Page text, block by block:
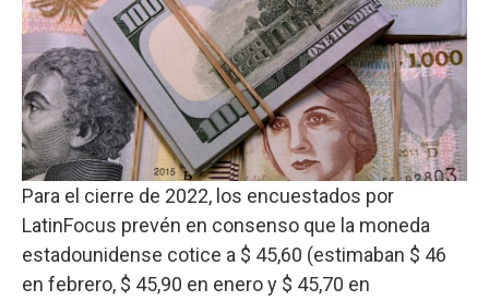
Para el cierre de 2022, los encuestados por
LatinFocus prevén en consenso que la moneda
estadounidense cotice a $ 45,60 (estimaban $ 46
en febrero, $ 45,90 en enero y $ 45,70 en